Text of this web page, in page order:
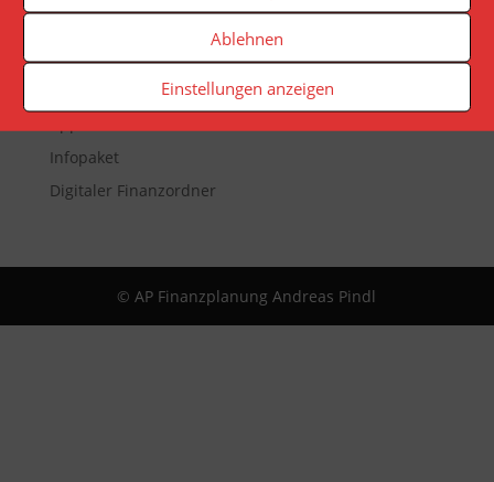
Ablehnen
Einstellungen anzeigen
Newsletter
Infopaket
Digitaler Finanzordner
© AP Finanzplanung Andreas Pindl